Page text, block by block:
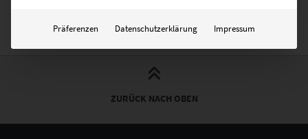
ZURÜCK NACH OBEN
Präferenzen Datenschutzerklärung Impressum